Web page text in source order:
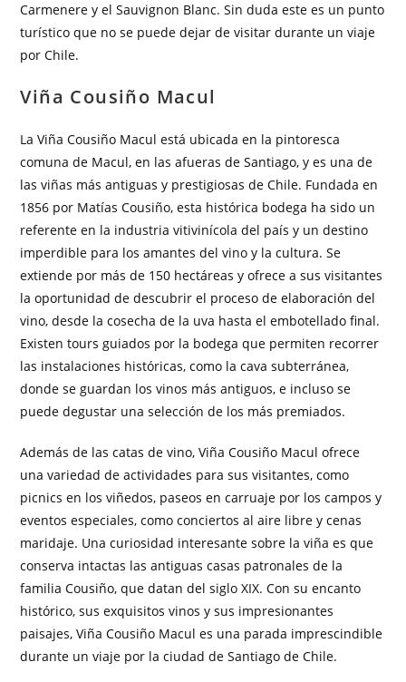
Carmenere y el Sauvignon Blanc. Sin duda este es un punto
turístico que no se puede dejar de visitar durante un viaje
por Chile.
Viña Cousiño Macul
La Viña Cousiño Macul está ubicada en la pintoresca
comuna de Macul, en las afueras de Santiago, y es una de
las viñas más antiguas y prestigiosas de Chile. Fundada en
1856 por Matías Cousiño, esta histórica bodega ha sido un
referente en la industria vitivinícola del país y un destino
imperdible para los amantes del vino y la cultura. Se
extiende por más de 150 hectáreas y ofrece a sus visitantes
la oportunidad de descubrir el proceso de elaboración del
vino, desde la cosecha de la uva hasta el embotellado final.
Existen tours guiados por la bodega que permiten recorrer
las instalaciones históricas, como la cava subterránea,
donde se guardan los vinos más antiguos, e incluso se
puede degustar una selección de los más premiados.
Además de las catas de vino, Viña Cousiño Macul ofrece
una variedad de actividades para sus visitantes, como
picnics en los viñedos, paseos en carruaje por los campos y
eventos especiales, como conciertos al aire libre y cenas
maridaje. Una curiosidad interesante sobre la viña es que
conserva intactas las antiguas casas patronales de la
familia Cousiño, que datan del siglo XIX. Con su encanto
histórico, sus exquisitos vinos y sus impresionantes
paisajes, Viña Cousiño Macul es una parada imprescindible
durante un viaje por la ciudad de Santiago de Chile.